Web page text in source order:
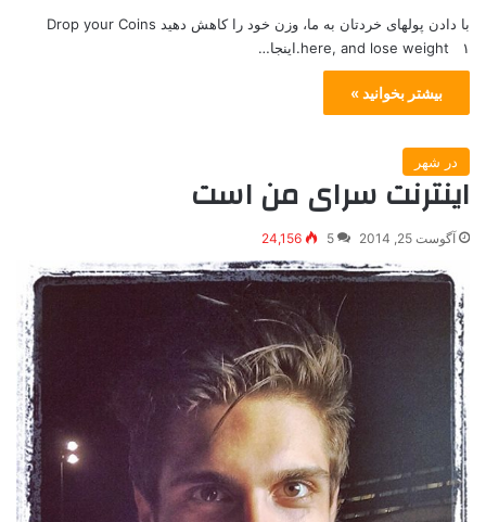
با دادن پولهای خردتان به ما، وزن خود را کاهش دهید Drop your Coins
here, and lose weight ۱.اینجا…
بیشتر بخوانید »
در شهر
اینترنت سرای من است
آگوست 25, 2014 5
24,156